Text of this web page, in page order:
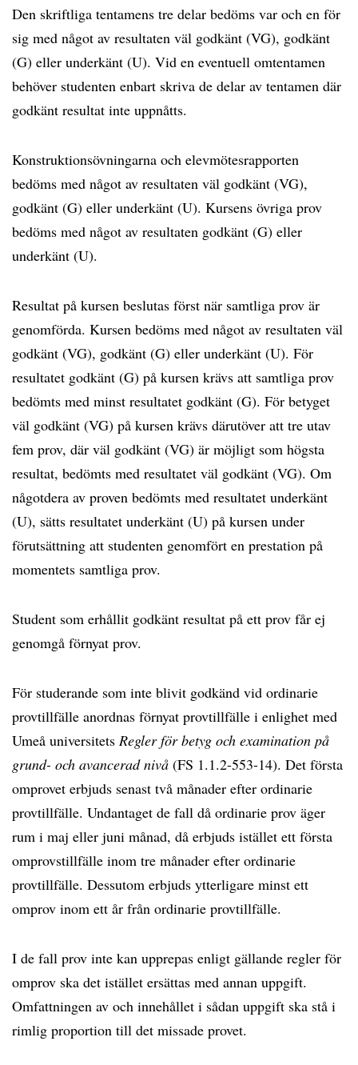
Den skriftliga tentamens tre delar bedöms var och en för
sig med något av resultaten väl godkänt (VG), godkänt
(G) eller underkänt (U). Vid en eventuell omtentamen
behöver studenten enbart skriva de delar av tentamen där
godkänt resultat inte uppnåtts.
Konstruktionsövningarna och elevmötesrapporten
bedöms med något av resultaten väl godkänt (VG),
godkänt (G) eller underkänt (U). Kursens övriga prov
bedöms med något av resultaten godkänt (G) eller
underkänt (U).
Resultat på kursen beslutas först när samtliga prov är
genomförda. Kursen bedöms med något av resultaten väl
godkänt (VG), godkänt (G) eller underkänt (U). För
resultatet godkänt (G) på kursen krävs att samtliga prov
bedömts med minst resultatet godkänt (G). För betyget
väl godkänt (VG) på kursen krävs därutöver att tre utav
fem prov, där väl godkänt (VG) är möjligt som högsta
resultat, bedömts med resultatet väl godkänt (VG). Om
någotdera av proven bedömts med resultatet underkänt
(U), sätts resultatet underkänt (U) på kursen under
förutsättning att studenten genomfört en prestation på
momentets samtliga prov.
Student som erhållit godkänt resultat på ett prov får ej
genomgå förnyat prov.
För studerande som inte blivit godkänd vid ordinarie
provtillfälle anordnas förnyat provtillfälle i enlighet med
Umeå universitets Regler för betyg och examination på
grund- och avancerad nivå (FS 1.1.2-553-14). Det första
omprovet erbjuds senast två månader efter ordinarie
provtillfälle. Undantaget de fall då ordinarie prov äger
rum i maj eller juni månad, då erbjuds istället ett första
omprovstillfälle inom tre månader efter ordinarie
provtillfälle. Dessutom erbjuds ytterligare minst ett
omprov inom ett år från ordinarie provtillfälle.
I de fall prov inte kan upprepas enligt gällande regler för
omprov ska det istället ersättas med annan uppgift.
Omfattningen av och innehållet i sådan uppgift ska stå i
rimlig proportion till det missade provet.